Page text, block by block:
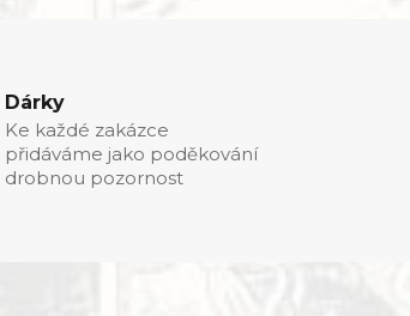
Dárky
Ke každé zakázce
přidáváme jako poděkování
drobnou pozornost